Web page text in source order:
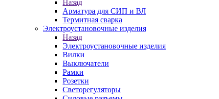
Назад
Арматура для СИП и ВЛ
Термитная сварка
Электроустановочные изделия
Назад
Электроустановочные изделия
Вилки
Выключатели
Рамки
Розетки
Светорегуляторы